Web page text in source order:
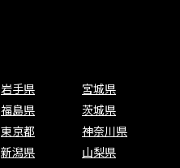
岩手県
宮城県
福島県
茨城県
東京都
神奈川県
新潟県
山梨県